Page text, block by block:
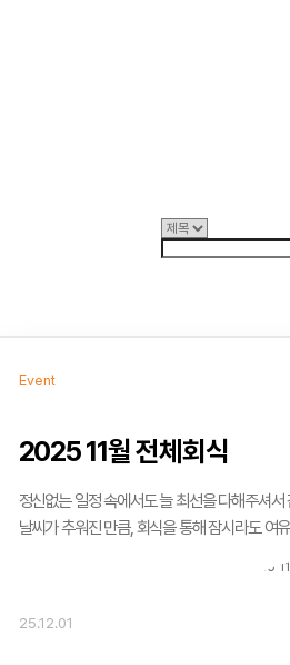
Event
2025 11월 전체회식
정신없는 일정 속에서도 늘 최선을 다해주셔서
날씨가 추워진 만큼, 회식을 통해 잠시라도 여
25.12.01